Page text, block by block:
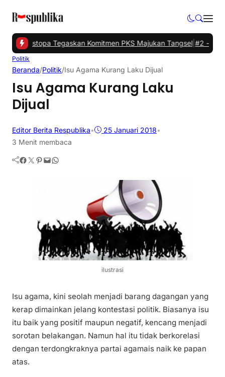
Mustopa Tegaskan Komitmen PKS Majukan Tangsel|#2 -
Politik
Beranda/Politik/Isu Agama Kurang Laku Dijual
Isu Agama Kurang Laku
Dijual
Editor Berita Respublika• 25 Januari 2018•
3 Menit membaca
Facebook Twitter Pinterest Mail WhatsApp
ilustrasi
Isu agama, kini seolah menjadi barang dagangan yang
kerap dimainkan jelang kontestasi politik. Biasanya isu
itu baik yang positif maupun negatif, kencang menjadi
sorotan belakangan. Namun hal itu tidak berkorelasi
dengan terdongkraknya partai agamais naik ke papan
atas.